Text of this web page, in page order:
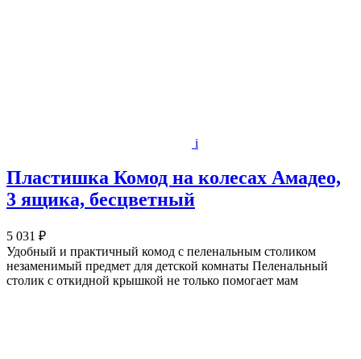
i
Пластишка Комод на колесах Амадео,
3 ящика, бесцветный
5 031 ₽
Удобный и практичный комод с пеленальным столиком
незаменимый предмет для детской комнаты Пеленальный
столик с откидной крышкой не только помогает мам